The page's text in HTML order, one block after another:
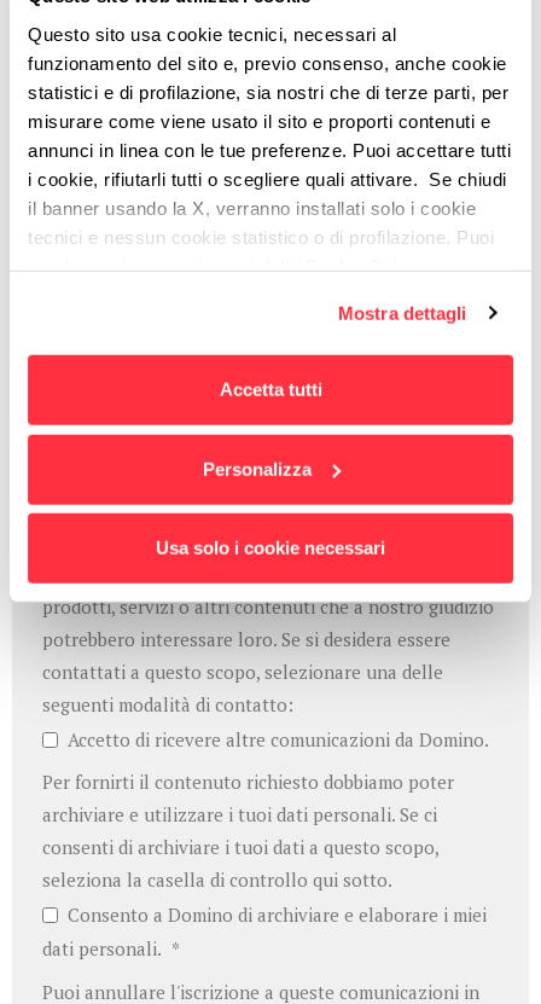
Questo sito usa cookie tecnici, necessari al
funzionamento del sito e, previo consenso, anche cookie
statistici e di profilazione, sia nostri che di terze parti, per
misurare come viene usato il sito e proporti contenuti e
annunci in linea con le tue preferenze. Puoi accettare tutti
i cookie, rifiutarli tutti o scegliere quali attivare. Se chiudi
il banner usando la X, verranno installati solo i cookie
tecnici e nessun cookie statistico o di profilazione. Puoi
Mostra dettagli
Accetta tutti
Personalizza
Usa solo i cookie necessari
Compila il form per ricevere l'eBook.
degli utenti: le informazioni personali raccolte
vengono utilizzate solo per amministrare gli account e
fornire i prodotti e servizi richiesti. Gli utenti
prodotti, servizi o altri contenuti che a nostro giudizio
potrebbero interessare loro. Se si desidera essere
contattati a questo scopo, selezionare una delle
seguenti modalità di contatto:
Accetto di ricevere altre comunicazioni da Domino.
Per fornirti il contenuto richiesto dobbiamo poter
archiviare e utilizzare i tuoi dati personali. Se ci
consenti di archiviare i tuoi dati a questo scopo,
seleziona la casella di controllo qui sotto.
Consento a Domino di archiviare e elaborare i miei
dati personali. *
Puoi annullare l'iscrizione a queste comunicazioni in